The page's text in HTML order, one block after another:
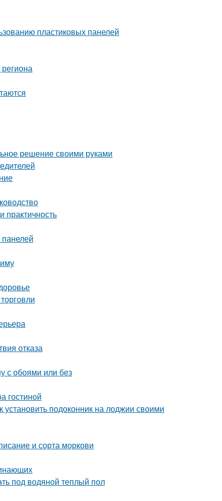
пластиковых панелей
решение своими руками
практичность
отказа
с обоями или без
гостиной
подоконник на лоджии своими
и сорта моркови
под водяной теплый пол